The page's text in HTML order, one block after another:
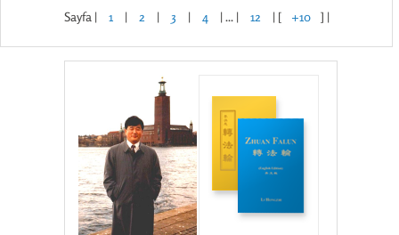
Sayfa | 1 | 2 | 3 | 4 | ... | 12 | [ +10 ] |